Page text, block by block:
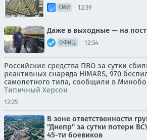
СМИ 12:39
Даже в выходные — на
ОФИЦ. 12:34
Российские средства ПВО за сутки
реактивных снаряда HIMARS, 970
самолетного типа, сообщили в
Типичный Херсон
12:25
В зоне ответственности
"Днепр" за сутки потери
45-ти боевиков